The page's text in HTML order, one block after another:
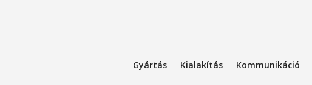
Gyártás Kialakítás Kommunikáció